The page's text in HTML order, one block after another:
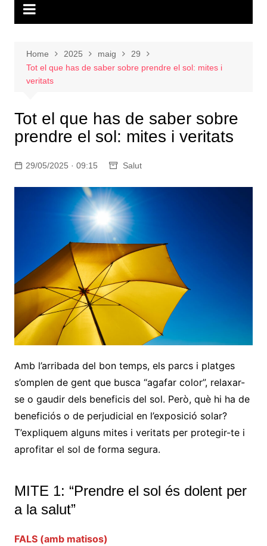
Home 2025 maig
29
Tot el que has de saber sobre prendre el sol: mites i
veritats
Tot el que has de saber sobre
prendre el sol: mites i veritats
29/05/2025 · 09:15 Salut
Amb l’arribada del bon temps, els parcs i platges
s’omplen de gent que busca “agafar color”, relaxar-
se o gaudir dels beneficis del sol. Però, què hi ha de
beneficiós o de perjudicial en l’exposició solar?
T’expliquem alguns mites i veritats per protegir-te i
aprofitar el sol de forma segura.
MITE 1: “Prendre el sol és dolent per
a la salut”
FALS (amb matisos)